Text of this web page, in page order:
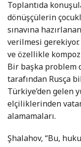
Toplantıda
dönüşçülerin
sınavına
verilmesi
ve özellikle
Bir başka problem
tarafından Rusça
Türkiye’den gelen
elçiliklerinden
alamamaları.
Şhalahov, “Bu,